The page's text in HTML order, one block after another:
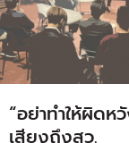
“อย่าทำให้ผิดห
เสียงถึงสว.